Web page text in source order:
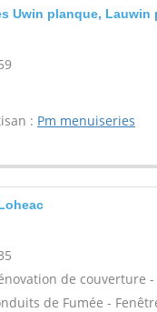
Uwin planque, Lauwin
: Pm menuiseries
de couverture
de Fumée -